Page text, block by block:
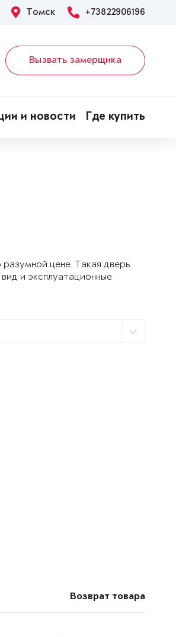
Томск +73822906196
Вызвать замерщика
и новости Где купить
цене. Такая дверь
и эксплуатационные
Возврат товара